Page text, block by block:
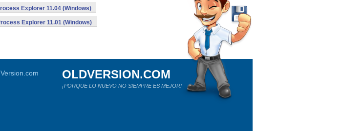
Explorer 11.04 (Windows)
Explorer 11.01 (Windows)
OLDVERSION.COM
¡PORQUE LO NUEVO NO SIEMPRE ES MEJOR!